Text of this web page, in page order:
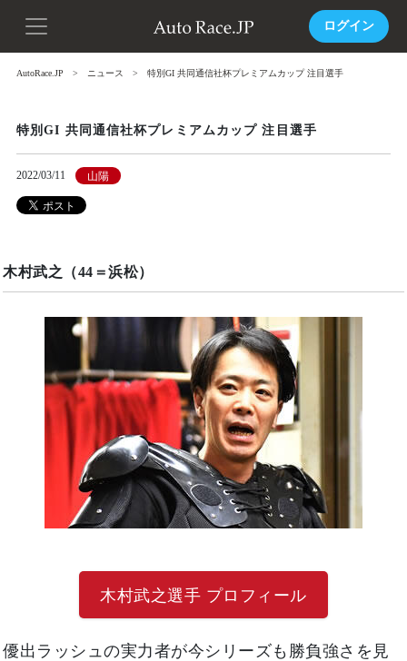
ログイン
AutoRace.JP ニュース 特別GI 共同通信社杯プレミアムカップ 注目選手
特別GI 共同通信社杯プレミアムカップ 注目選手
2022/03/11 山陽
木村武之（44＝浜松）
木村武之選手 プロフィール
優出ラッシュの実力者が今シリーズも勝負強さを見